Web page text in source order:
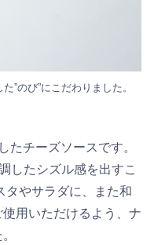
”のび”にこだわりました。
たチーズソースです。
したシズル感を出すこ
タやサラダに、また和
用いただけるよう、ナ